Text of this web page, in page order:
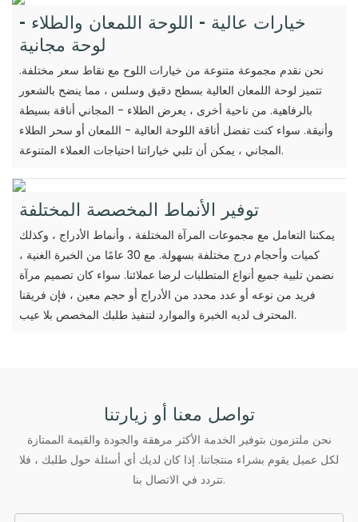
خيارات عالية - اللوحة اللمعان والطلاء -
لوحة مجانية
نحن نقدم مجموعة متنوعة من خيارات اللوح مع نقاط سعر مختلفة.
تتميز لوحة اللمعان العالية بسطح دقيق وسلس ، مما ينضح بالشعور
بالرفاهية. من ناحية أخرى ، يعرض الطلاء - المجاني أناقة بسيطة
وأنيقة. سواء كنت تفضل أناقة اللوحة العالية - اللمعان أو سحر الطلاء
المجاني ، يمكن أن تلبي خياراتنا احتياجات العملاء المتنوعة.
توفير الأنماط المخصصة المختلفة
يمكننا التعامل مع مجموعات المرآة المختلفة ، وأنماط الأدراج ، وكذلك
كميات وأحجام درج مختلفة بسهولة. مع 30 عامًا من الخبرة الغنية ،
نضمن تلبية جميع أنواع المتطلبات لرضا عملائنا. سواء كان تصميم مرآة
فريد من نوعه أو عدد محدد من الأدراج أو حجم معين ، فإن فريقنا
المحترف لديه الخبرة والموارد لتنفيذ طلبك المخصص بلا عيب.
تواصل معنا أو زيارتنا
نحن ملتزمون بتوفير الخدمة الأكثر مرهقة والجودة والقيمة الممتازة
لكل عميل يقوم بشراء منتجاتنا. إذا كان لديك أي أسئلة حول طلبك ، فلا
تتردد في الاتصال بنا.